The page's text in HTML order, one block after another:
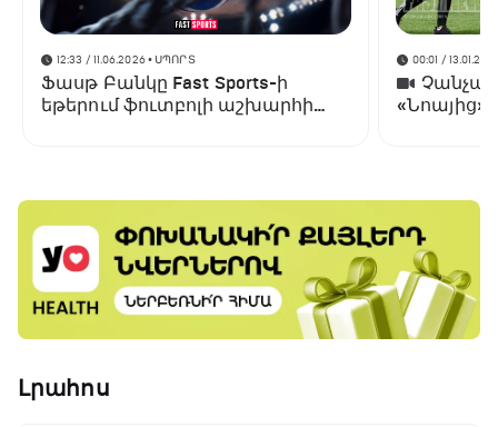
12:33 / 11.06.2026• ՍՊՈՐՏ
Ֆասթ Բանկը Fast Sports-ի
եթերում ֆուտբոլի աշխարհի
00:01 /
«Նոայից»
Լրահոս